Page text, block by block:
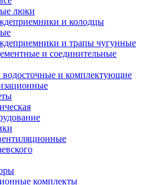
люки
и колодцы
и трапы чугунные
и соединительные
и комплектующие
комплекты